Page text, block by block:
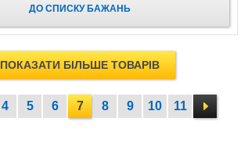
ДО СПИСКУ БАЖАНЬ
ПОКАЗАТИ БІЛЬШЕ ТОВАРІВ
4 5 6 7 8 9 10 11